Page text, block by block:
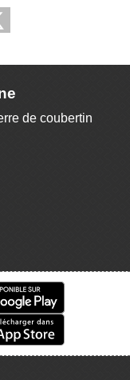
de coubertin